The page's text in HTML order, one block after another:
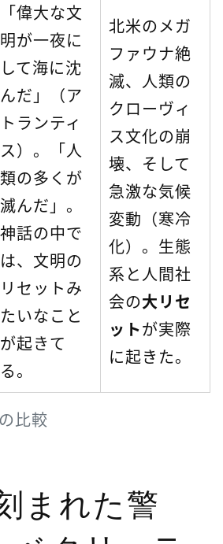
比較
「偉大な文
明が一夜に
して海に沈
んだ」（ア
トランティ
ス）。「人
類の多くが
滅んだ」。
神話の中で
は、文明の
リセットみ
たいなこと
が起きて
る。
北米のメガ
ファウナ絶
滅、人類の
クローヴィ
ス文化の崩
壊、そして
急激な気候
変動（寒冷
化）。生態
系と人間社
会の大リセ
ットが実際
に起きた。
まれた警